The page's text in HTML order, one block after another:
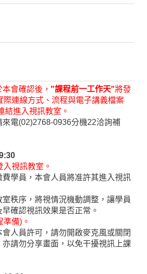
會確認後， "課程前一工作天"將發
際連線方式、流程與電子講義檔案
結進入視訊教室。
來電(02)2768-0936分機22洽詢補
入視訊教室。
費學員，本會人員將准許其進入視訊
秩序，將視情況機動調整，讓學員
確認視訊效果是否正常。
準備)。
會人員許可，請勿開啟麥克風或關閉
亦請勿分享畫面，以免干擾視訊上課